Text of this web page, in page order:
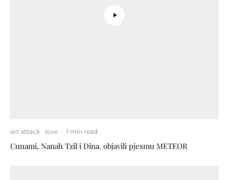
art attack love · 1 min read
Cunami, Nanah Tzil i Dina. objavili pjesmu METEOR